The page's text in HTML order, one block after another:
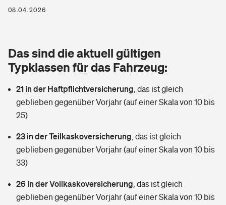
Rentenrechner: Wie viel Geld bekomme ich im Alter?
Wer versichert was: Jetzt Versicherer finden
Sie haben Fragen?
Wärmepumpen versichern
Vermieterrrechtsschutz
Mietkautionsversicherung
Restkreditversicherung
Zur Übersicht
Kinderunfall­ver­si­che­rung
Reiseversicherung
Handyversicherung
Tierkrankenversicherung
Zur Übersicht
Wer versichert was: Jetzt Versicherer finden
Sie haben Fragen?
08.04.2026
Das sind die aktuell gültigen
Typklassen für das Fahrzeug:
21 in der Haftpflichtversicherung das ist gleich
geblieben gegenüber Vorjahr (auf einer Skala von 10 bis
25)
23 in der Teilkaskoversicherung das ist gleich
geblieben gegenüber Vorjahr (auf einer Skala von 10 bis
33)
26 in der Vollkaskoversicherung das ist gleich
geblieben gegenüber Vorjahr (auf einer Skala von 10 bis